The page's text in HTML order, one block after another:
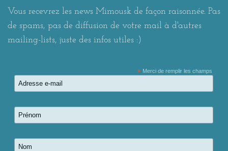
Vous recevrez les news Mimousk de façon raisonnée. Pas
de spams, pas de diffusion de votre mail à d'autres
mailing-lists, juste des infos utiles :)
*Merci de remplir les champs